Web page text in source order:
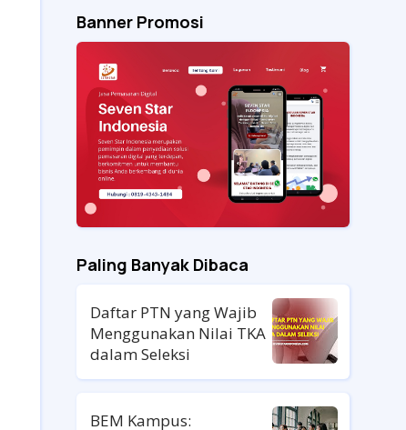
Banner Promosi
Paling Banyak Dibaca
Daftar PTN yang Wajib
Menggunakan Nilai TKA
dalam Seleksi
BEM Kampus: